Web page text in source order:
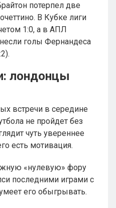
потерпел две
В Кубке лиги
1:0, а в АПЛ
голы Фернандеса
лондонцы
встречи в середине
не пройдет без
чуть увереннее
есть мотивация.
«нулевую» фору
последними играми с
его обыгрывать.